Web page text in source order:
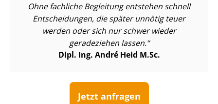
Ohne fachliche Begleitung entstehen schnell
Entscheidungen, die später unnötig teuer
werden oder sich nur schwer wieder
geradeziehen lassen.
Dipl. Ing. André Heid M.Sc.
Jetzt anfragen